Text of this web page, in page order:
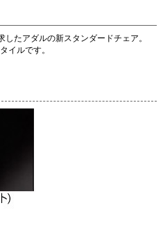
たアダルの新スタンダードチェア。
イルです。